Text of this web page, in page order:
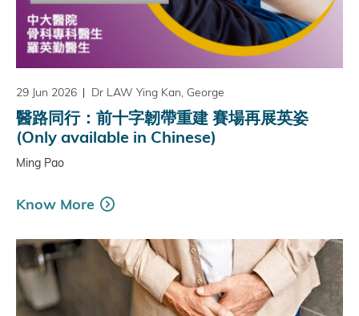
29 Jun 2026 Dr LAW Ying Kan, George
醫路同行：前十字韌帶重建 賽場再展英姿
(Only available in Chinese)
Ming Pao
Know More